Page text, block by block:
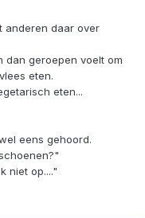
anderen daar over
dan geroepen voelt om
eten.
eten...
eens gehoord.
niet op...."